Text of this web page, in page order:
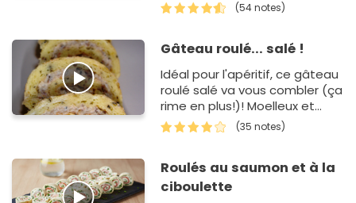
(54 notes)
Gâteau roulé... salé !
Idéal pour l'apéritif, ce gâteau
roulé salé va vous combler (ça
rime en plus!)! Moelleux et
savoureux, et surtout simple
et rapide, pas besoin de
(35 notes)
Roulés au saumon et à la
ciboulette